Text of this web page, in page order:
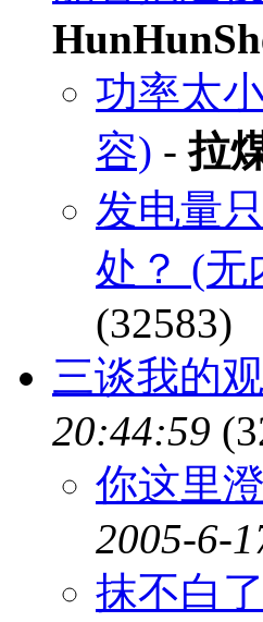
功率太
容) -拉
发电量
处？ (无
(32583)
三谈我的
20:44:59
你这里
2005-6-
抹不白了